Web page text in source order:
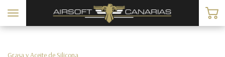
Toggle
navigation
Grasa y Aceite de Silicona